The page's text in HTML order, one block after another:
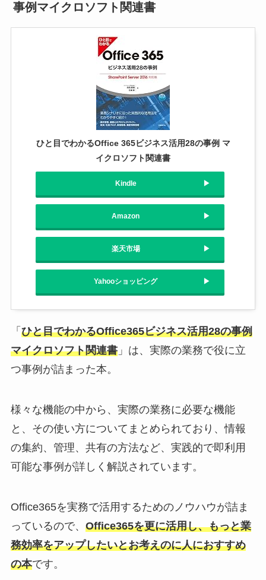
事例マイクロソフト関連書
ひと目でわかるOffice 365ビジネス活用28の事例 マ
イクロソフト関連書
Kindle
Amazon
楽天市場
Yahooショッピング
「 ひと目でわかるOffice365ビジネス活用28の事例
マイクロソフト関連書」は、実際の業務で役に立
つ事例が詰まった本。
様々な機能の中から、実際の業務に必要な機能
と、その使い方についてまとめられており、情報
の集約、管理、共有の方法など、実践的で即利用
可能な事例が詳しく解説されています。
Office365を実務で活用するためのノウハウが詰ま
っているので、 Office365を更に活用し、もっと業
務効率をアップしたいとお考えのに人におすすめ
の本です。